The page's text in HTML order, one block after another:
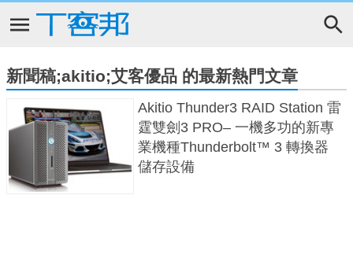
新聞稿;akitio;艾客優品 的最新熱門文章
Akitio Thunder3 RAID Station 雷
霆雙劍3 PRO– 一機多功的新專
業機種Thunderbolt™ 3 轉換器
儲存設備